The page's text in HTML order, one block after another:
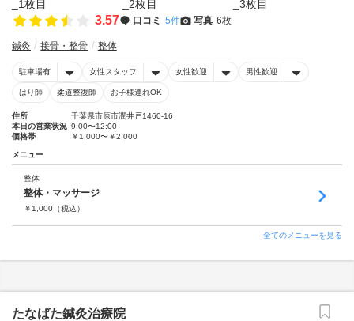
3.57 口コミ 5件 写真 6枚
鍼灸 接骨・整骨 整体
駐車場有 女性スタッフ 女性歓迎 男性歓迎
はり師 柔道整復師 お子様連れOK
住所
千葉県市原市潤井戸1460-16
本日の営業状況 9:00〜12:00
価格帯
￥1,000〜￥2,000
メニュー
整体
整体・マッサージ
￥ 1,000 （税込）
全てのメニューを見る
たなばた鍼灸治療院